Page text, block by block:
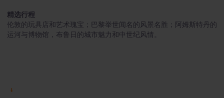
精选行程
伦敦的玩具店和艺术瑰宝；巴黎举世闻名的风景名胜；阿姆斯特丹的
运河与博物馆，布鲁日的城市魅力和中世纪风情。